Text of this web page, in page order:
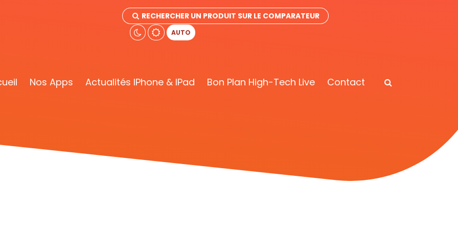
RECHERCHER UN PRODUIT SUR LE COMPARATEUR
AUTO
Nos Apps Actualités IPhone & IPad Bon Plan High-Tech Live Contact